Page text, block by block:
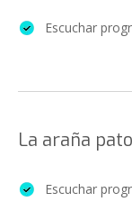
Escuchar
La araña
Escuchar